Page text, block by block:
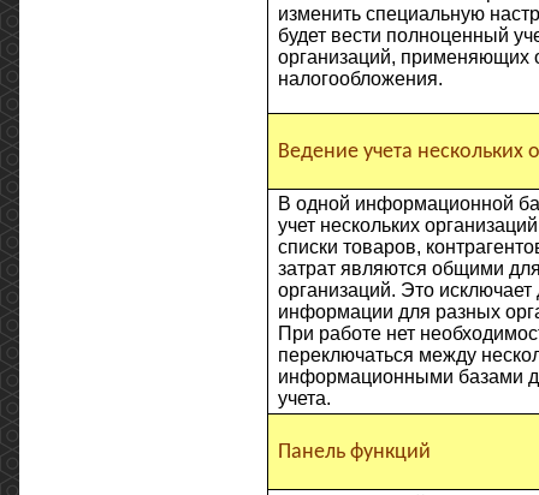
изменить специальную
будет вести полноценный
организаций,
налогообложения.
Ведение учета нескольких
В одной информационной
учет нескольких
списки товаров,
затрат являются общими
организаций. Это
информации для разных
При работе нет
переключаться между
информационными базами
учета.
Панель функций